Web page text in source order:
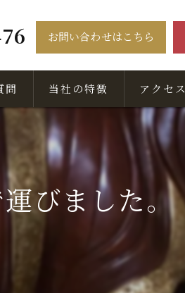
お問い合わせはこちら
問 当社の特徴
骨董品
美術品
出張
アクセス
びました。